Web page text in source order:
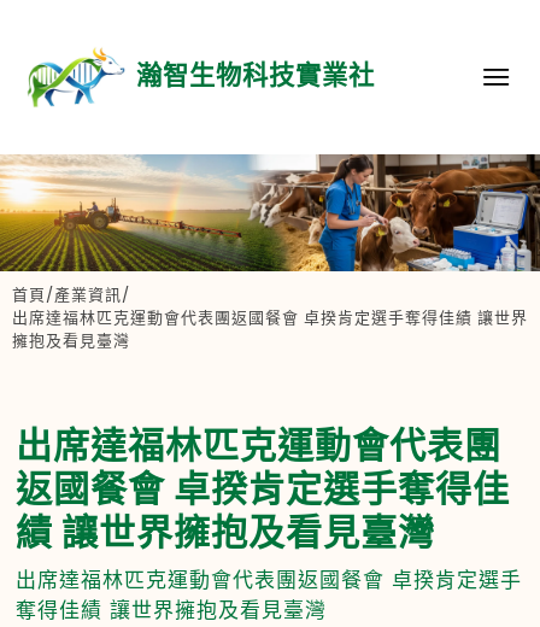
瀚智生物科技實業社
首頁/產業資訊/
出席達福林匹克運動會代表團返國餐會 卓揆肯定選手奪得佳績 讓世界
擁抱及看見臺灣
出席達福林匹克運動會代表團
返國餐會 卓揆肯定選手奪得佳
績 讓世界擁抱及看見臺灣
出席達福林匹克運動會代表團返國餐會 卓揆肯定選手
奪得佳績 讓世界擁抱及看見臺灣